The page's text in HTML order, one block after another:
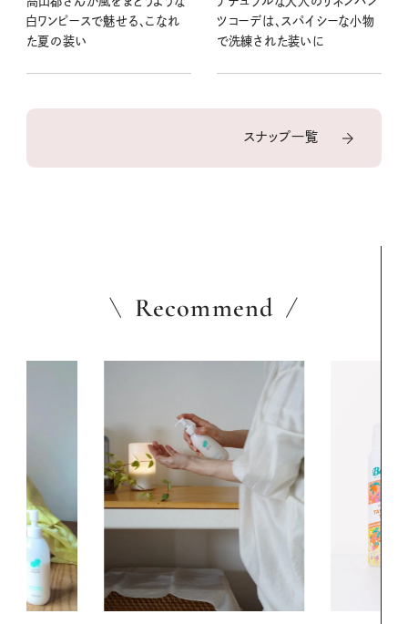
白ワンピースで魅せる、こなれ
た夏の装い
ツコーデは、スパイシーな小物
で洗練された装いに
スナップ一覧
Recommend